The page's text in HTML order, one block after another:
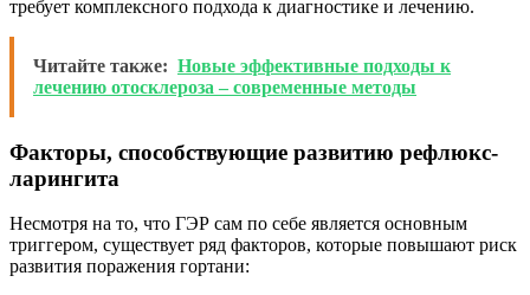
требует комплексного подхода к диагностике и лечению.
Читайте также: Новые эффективные подходы к
лечению отосклероза – современные методы
Факторы, способствующие развитию рефлюкс-
ларингита
Несмотря на то, что ГЭР сам по себе является основным
триггером, существует ряд факторов, которые повышают риск
развития поражения гортани: